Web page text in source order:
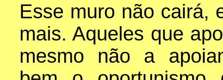
Esse muro não cairá,
mais. Aqueles que
mesmo não a